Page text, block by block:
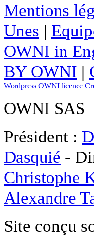
Mentions
Unes |
OWNI in
BY OWNI |
Wordpress OWNI licence
OWNI SAS
Président :
Dasquié -
Christophe
Alexandre
Site conçu